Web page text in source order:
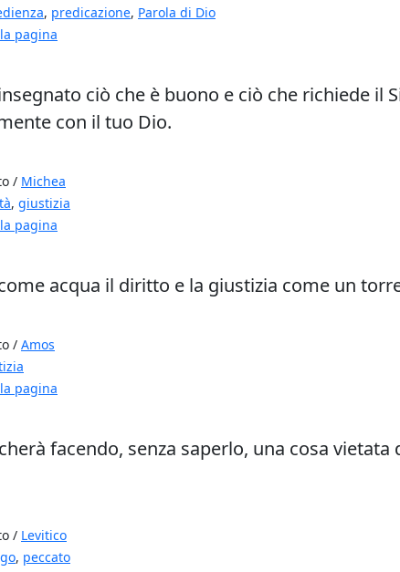
, predicazione, Parola di Dio
pagina
ciò che è buono e ciò che richiede il
con il tuo Dio.
/ Michea
, giustizia
pagina
acqua il diritto e la giustizia come un
/ Amos
pagina
facendo, senza saperlo, una cosa
/ Levitico
, peccato